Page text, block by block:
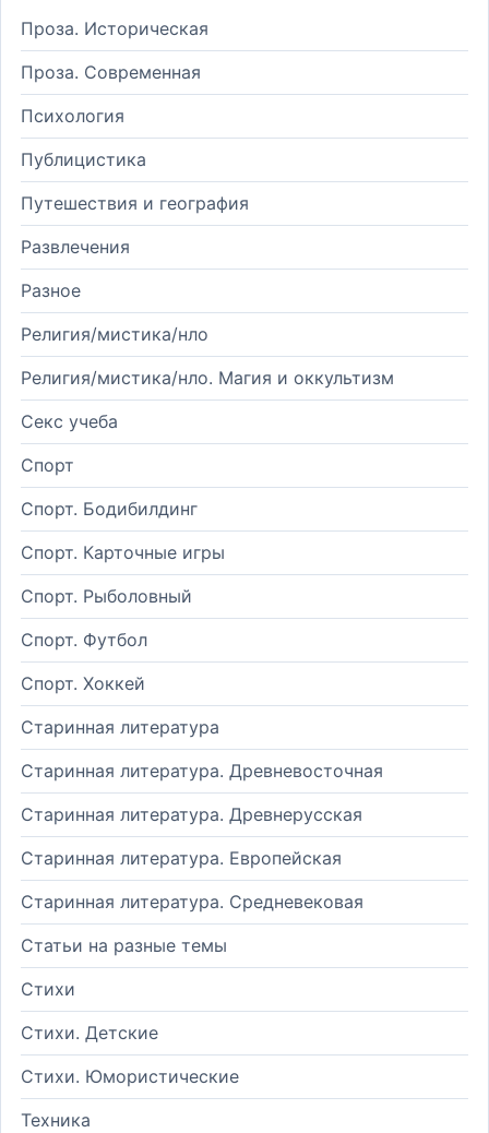
Проза. Историческая
Проза. Современная
Психология
Публицистика
Путешествия и география
Развлечения
Разное
Религия/мистика/нло
Религия/мистика/нло. Магия и оккультизм
Секс учеба
Спорт
Спорт. Бодибилдинг
Спорт. Карточные игры
Спорт. Рыболовный
Спорт. Футбол
Спорт. Хоккей
Старинная литература
Старинная литература. Древневосточная
Старинная литература. Древнерусская
Старинная литература. Европейская
Старинная литература. Средневековая
Статьи на разные темы
Стихи
Стихи. Детские
Стихи. Юмористические
Техника